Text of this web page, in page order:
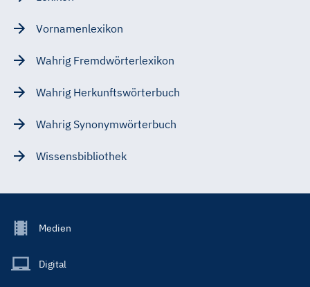
Vornamenlexikon
Wahrig Fremdwörterlexikon
Wahrig Herkunftswörterbuch
Wahrig Synonymwörterbuch
Wissensbibliothek
Footer
Main
Medien
Digital